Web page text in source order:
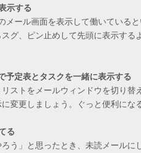
示する
メール画面を表示して働いている
グ、ピン止めして先頭に表示す
定表とタスクを一緒に表示する
ストをメールウィンドウを切り
変更しましょう。ぐっと便利にな
る
う」と思ったとき、未読メール